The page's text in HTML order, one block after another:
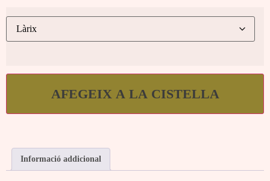
AFEGEIX A LA CISTELLA
Informació addicional